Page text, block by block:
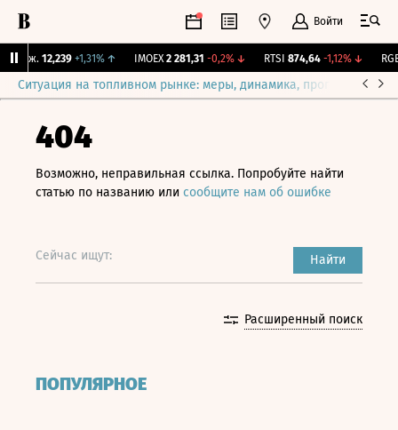
Войти
Бирж. 12,239 +1,31% ↑ IMOEX 2 281,31 -0,2%↓ RTSI 874,64 -1,12%↓ RGBI
Ситуация на топливном рынке: меры, динамика, прогнозы
404
Возможно, неправильная ссылка. Попробуйте найти
статью по названию или сообщите нам об ошибке
Сейчас ищут: Найти
Расширенный поиск
ПОПУЛЯРНОЕ